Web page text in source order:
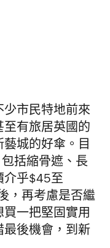
市民特地前來
有旅居英國的
城的好傘。目
括縮骨遮、長
介乎$45至
，再考慮是否繼
一把堅固實用
最後機會，到新